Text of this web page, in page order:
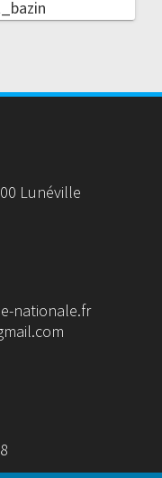
Lunéville
nationale.fr